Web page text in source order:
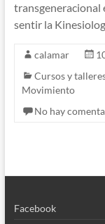
transgeneracional
sentir la
calamar
Cursos y
Movimiento
No hay
Facebook